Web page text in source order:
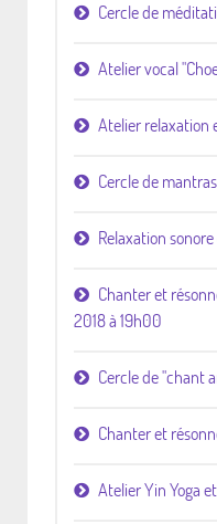
Cercle de
Atelier vocal
Atelier relaxation
Cercle de
Relaxation
Chanter et
2018 à 19h00
Cercle de "chant
Chanter et
Atelier Yin Yoga